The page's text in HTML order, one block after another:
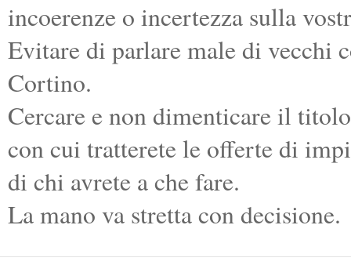
incoerenze o incertezza sulla
Evitare di parlare male di vecchi
Cortino.
Cercare e non dimenticare il
con cui tratterete le offerte di
di chi avrete a che fare.
La mano va stretta con decisione.